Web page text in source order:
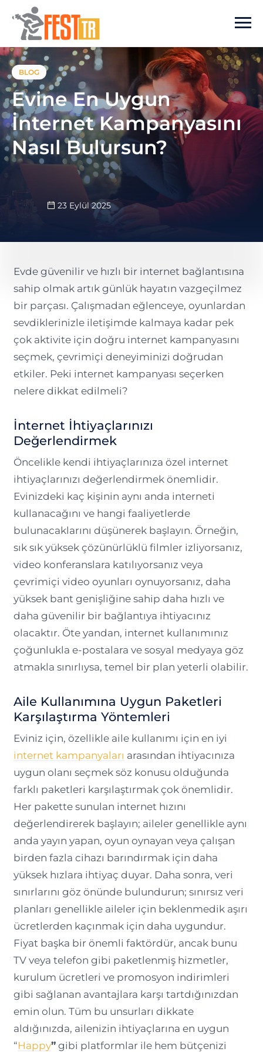
Ana içeriğe atla
BLOG
Evine En Uygun
İnternet Kampanyasını
Nasıl Bulursun?
23 Eylül 2025
Evde güvenilir ve hızlı bir internet bağlantısına
sahip olmak artık günlük hayatın vazgeçilmez
bir parçası. Çalışmadan eğlenceye, oyunlardan
sevdiklerinizle iletişimde kalmaya kadar pek
çok aktivite için doğru internet kampanyasını
seçmek, çevrimiçi deneyiminizi doğrudan
etkiler. Peki internet kampanyası seçerken
nelere dikkat edilmeli?
İnternet İhtiyaçlarınızı
Değerlendirmek
Öncelikle kendi ihtiyaçlarınıza özel internet
ihtiyaçlarınızı değerlendirmek önemlidir.
Evinizdeki kaç kişinin aynı anda interneti
kullanacağını ve hangi faaliyetlerde
bulunacaklarını düşünerek başlayın. Örneğin,
sık sık yüksek çözünürlüklü filmler izliyorsanız,
video konferanslara katılıyorsanız veya
çevrimiçi video oyunları oynuyorsanız, daha
yüksek bant genişliğine sahip daha hızlı ve
daha güvenilir bir bağlantıya ihtiyacınız
olacaktır. Öte yandan, internet kullanımınız
çoğunlukla e-postalara ve sosyal medyaya göz
atmakla sınırlıysa, temel bir plan yeterli olabilir.
Aile Kullanımına Uygun Paketleri
Karşılaştırma Yöntemleri
Eviniz için, özellikle aile kullanımı için en iyi
internet kampanyaları arasından ihtiyacınıza
uygun olanı seçmek söz konusu olduğunda
farklı paketleri karşılaştırmak çok önemlidir.
Her pakette sunulan internet hızını
değerlendirerek başlayın; aileler genellikle aynı
anda yayın yapan, oyun oynayan veya çalışan
birden fazla cihazı barındırmak için daha
yüksek hızlara ihtiyaç duyar. Daha sonra, veri
sınırlarını göz önünde bulundurun; sınırsız veri
planları genellikle aileler için beklenmedik aşırı
ücretlerden kaçınmak için daha uygundur.
Fiyat başka bir önemli faktördür, ancak bunu
TV veya telefon gibi paketlenmiş hizmetler,
kurulum ücretleri ve promosyon indirimleri
gibi sağlanan avantajlara karşı tartdığınızdan
emin olun. Tüm bu unsurları dikkate
aldığınızda, ailenizin ihtiyaçlarına en uygun
“Happy”gibi platformlar ile hem bütçenizi